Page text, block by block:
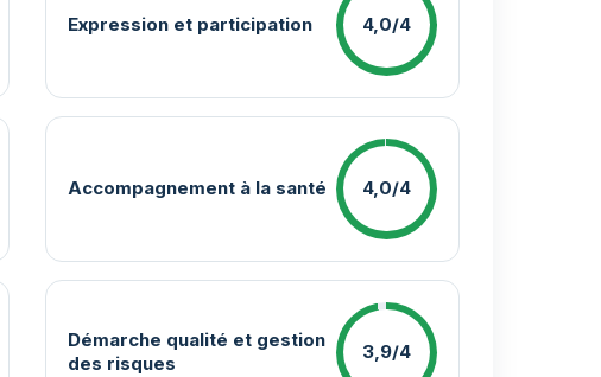
Expression et participation 4,0/4
Accompagnement à la santé 4,0/4
Démarche qualité et gestion
des risques
3,9/4